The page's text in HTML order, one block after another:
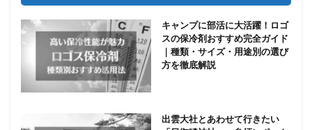
キャンプに部活に大活躍！ロゴ
スの保冷剤おすすめ完全ガイド
｜種類・サイズ・用途別の選び
方を徹底解説
出雲大社とあわせて行きたい